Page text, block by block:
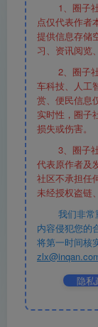
1、圈子
点仅代表作者
提供信息存储
习、资讯阅览
2、圈子
车科技、人工
赏、便民信息
实时性，圈子
损失或伤害。
3、圈子
代表原作者及
社区不承担任
未经授权盗链
我们非
内容侵犯您的
将第一时间核
隐私